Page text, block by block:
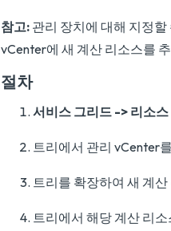
참고: 관리 장치에 대해 지정
vCenter에 새 계산 리소스를
절차
서비스 그리드 -> 리소
트리에서 관리 vCenter
트리를 확장하여 새 계
트리에서 해당 계산 리